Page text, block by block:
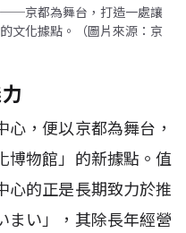
京都為舞台，打造一處讓
文化據點。（圖片來源：京
，便以京都為舞台，
博物館」的新據點。值
心的正是長期致力於推
まい」，其除長年經營